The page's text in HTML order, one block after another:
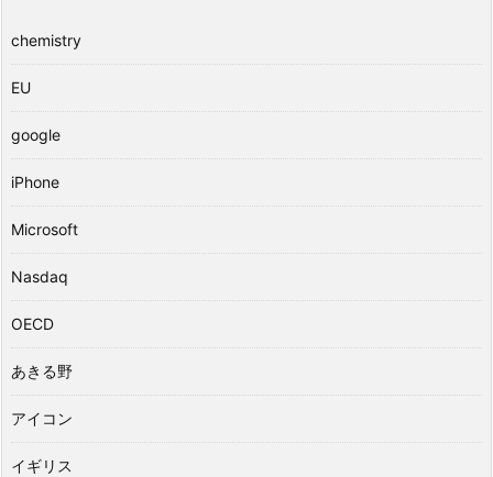
chemistry
EU
google
iPhone
Microsoft
Nasdaq
OECD
あきる野
アイコン
イギリス